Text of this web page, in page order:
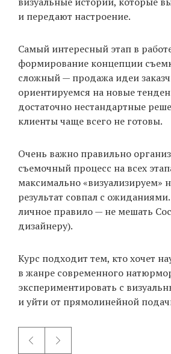
и передают настроение.
Самый интересный этап в
формирование концепции
сложный — продажа идеи
ориентируемся на новые
достаточно нестандартные
клиенты чаще всего не готовы.
Очень важно правильно
съемочный процесс на всех
максимально «визуализируем»
результат совпал с
личное правило — не мешать
дизайнеру).
Курс подходит тем, кто хочет
в жанре современного
экспериментировать с
и уйти от прямолинейной